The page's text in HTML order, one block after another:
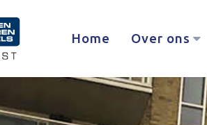
Home Over ons